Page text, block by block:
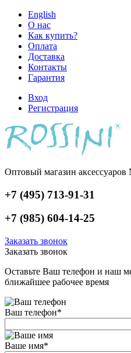
English
О нас
Как купить?
Оплата
Доставка
Контакты
Гарантия
Вход
Регистрация
Оптовый магазин
+7 (495) 713-91-31
+7 (985) 604-14-25
Заказать звонок
Заказать звонок
Оставьте Ваш телефон и наш
ближайшее рабочее время
Ваш телефон*
Ваше имя*